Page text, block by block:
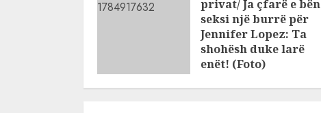
privat/ Ja çfarë e bën
seksi një burrë për
Jennifer Lopez: Ta
shohësh duke larë
enët! (Foto)